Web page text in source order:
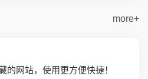
more+
的网站，使用更方便快捷！